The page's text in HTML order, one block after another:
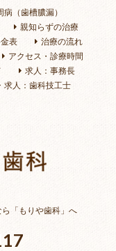
病（歯槽膿漏）
親知らずの治療
表
治療の流れ
アクセス・診療時間
求人：事務長
求人：歯科技工士
「もりや歯科」へ